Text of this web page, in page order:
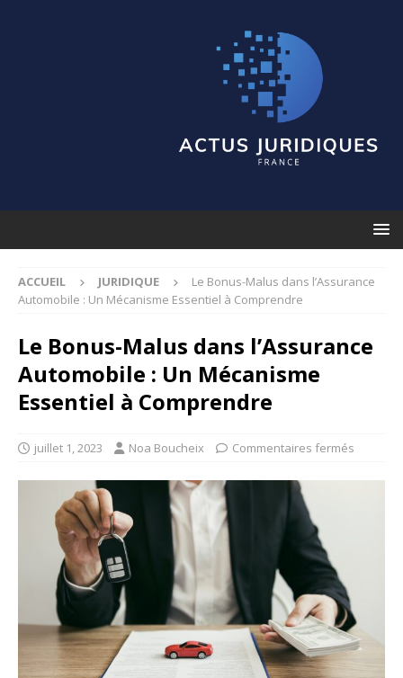
ACCUEIL JURIDIQUE
Le Bonus-Malus dans l’Assurance
Automobile : Un Mécanisme Essentiel à Comprendre
Le Bonus-Malus dans l’Assurance
Automobile : Un Mécanisme
Essentiel à Comprendre
juillet 1, 2023 Noa Boucheix Commentaires fermés